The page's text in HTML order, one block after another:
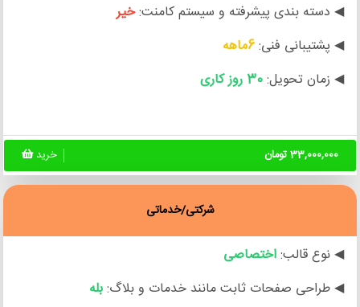
◀ دسته بندی پیشرفته و سیستم کامنت:خیر
◀ پشتیبانی فنی:6ماهه
◀ زمان تحویل:30 روز کاری
33,000,000 تومان خرید
شرکتی/خدماتی
◀ نوع قالب:اختصاصی
◀ طراحی صفحات ثابت مانند خدمات و بلاگ:بله